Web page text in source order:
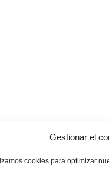
Gestionar el
cookies para optimizar